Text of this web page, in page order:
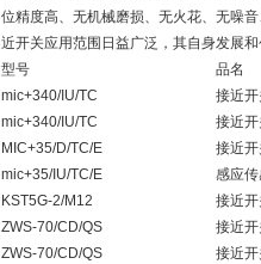
位精度高、无机械磨损、无火花、无噪
近开关应用范围日益广泛，其自身发展
型号
品名
mic+340/IU/TC
接近
mic+340/IU/TC
接近
MIC+35/D/TC/E
接近
mic+35/IU/TC/E
感应
KST5G-2/M12
接近
ZWS-70/CD/QS
接近
ZWS-70/CD/QS
接近